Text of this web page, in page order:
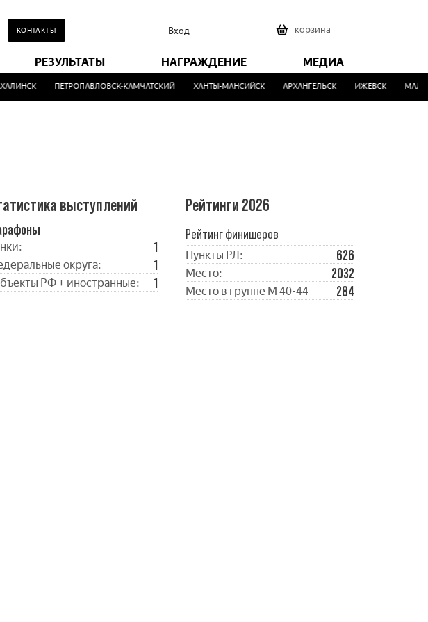
КОНТАКТЫ Вход корзина
РЕЗУЛЬТАТЫ НАГРАЖДЕНИЕ МЕДИА
ПЕТРОПАВЛОВСК-КАМЧАТСКИЙ ХАНТЫ-МАНСИЙСК АРХАНГЕЛЬСК ИЖЕВСК
выступлений
1
округа: 1
РФ + иностранные: 1
Рейтинги 2026
Рейтинг финишеров
Пункты РЛ: 626
Место: 2032
Место в группе М 40-44 284